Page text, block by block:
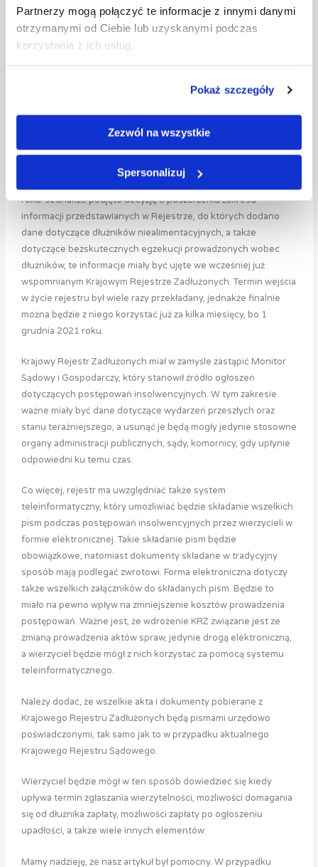
Partnerzy mogą połączyć te informacje z innymi danymi
otrzymanymi od Ciebie lub uzyskanymi podczas
korzystania z ich usług.
Pokaż szczegóły
Zezwól na wszystkie
Spersonalizuj
najważniejsze aspekty zawężają się do sfery bezpieczeństwa
prawnego. Należy także wskazać, że rejestr przynosi wiele
korzyści przede wszystkim wierzycielom uczestniczącym w
postępowaniach insolwencyjnych. Kluczowe są w tym zakresie
wie jakie podejmować działania, gdy w stosunku do dłużnika
Utworzenie powszechnego rejestru o upadłościach i
restrukturyzacjach miało swoje podstawy w ustaleniach prawa
restrukturyzacyjnego z 2015 roku. Centralny Rejestr
roku. Jednakże podjęto decyzję o poszerzeniu zakresu
informacji przedstawianych w Rejestrze, do których dodano
dane dotyczące dłużników niealimentacyjnych, a także
dotyczące bezskutecznych egzekucji prowadzonych wobec
dłużników, te informacje miały być ujęte we wcześniej już
wspomnianym Krajowym Rejestrze Zadłużonych. Termin wejścia
w życie rejestru był wiele razy przekładany, jednakże finalnie
można będzie z niego korzystać już za kilka miesięcy, bo 1
grudnia 2021 roku.
Krajowy Rejestr Zadłużonych miał w zamyśle zastąpić Monitor
Sądowy i Gospodarczy, który stanowił źródło ogłoszeń
dotyczących postępowań insolwencyjnych. W tym zakresie
ważne miały być dane dotyczące wydarzeń przeszłych oraz
stanu teraźniejszego, a usunąć je będą mogły jedynie stosowne
organy administracji publicznych, sądy, komornicy, gdy upłynie
odpowiedni ku temu czas.
Co więcej, rejestr ma uwzględniać także system
teleinformatyczny, który umożliwiać będzie składanie wszelkich
pism podczas postępowań insolwencyjnych przez wierzycieli w
formie elektronicznej. Takie składanie pism będzie
obowiązkowe, natomiast dokumenty składane w tradycyjny
sposób mają podlegać zwrotowi. Forma elektroniczna dotyczy
także wszelkich załączników do składanych pism. Będzie to
miało na pewno wpływ na zmniejszenie kosztów prowadzenia
postępowań. Ważne jest, że wdrożenie KRZ związane jest ze
zmianą prowadzenia aktów spraw, jedynie drogą elektroniczną,
a wierzyciel będzie mógł z nich korzystać za pomocą systemu
teleinformatycznego.
Należy dodać, że wszelkie akta i dokumenty pobierane z
Krajowego Rejestru Zadłużonych będą pismami urzędowo
poświadczonymi, tak samo jak to w przypadku aktualnego
Krajowego Rejestru Sądowego.
Wierzyciel będzie mógł w ten sposób dowiedzieć się kiedy
upływa termin zgłaszania wierzytelności, możliwości domagania
się od dłużnika zapłaty, możliwości zapłaty po ogłoszeniu
upadłości, a także wiele innych elementów.
Mamy nadzieję, że nasz artykuł był pomocny. W przypadku